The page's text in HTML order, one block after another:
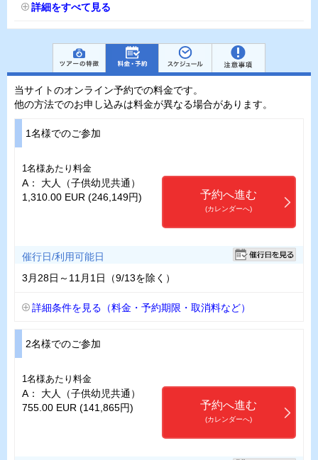
詳細をすべて見る
当サイトのオンライン予約での料金です。
他の方法でのお申し込みは料金が異なる場合があります。
1名様でのご参加
1名様あたり料金
A： 大人（子供幼児共通）
1,310.00 EUR (246,149円)
予約へ進む
(カレンダーへ)
催行日/利用可能日
3月28日～11月1日（9/13を除く）
詳細条件を見る（料金・予約期限・取消料など）
2名様でのご参加
1名様あたり料金
A： 大人（子供幼児共通）
755.00 EUR (141,865円)
予約へ進む
(カレンダーへ)